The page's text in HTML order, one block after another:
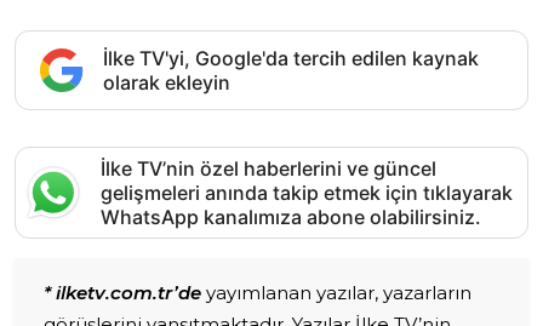
İlke TV'yi, Google'da tercih edilen kaynak
olarak ekleyin
İlke TV’nin özel haberlerini ve güncel
gelişmeleri anında takip etmek için tıklayarak
WhatsApp kanalımıza abone olabilirsiniz.
* ilketv.com.tr’de yayımlanan yazılar, yazarların